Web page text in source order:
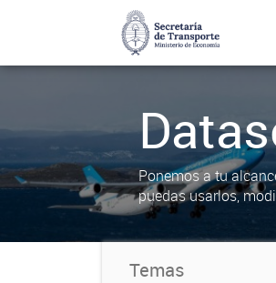
Ponemos a tu
puedas usarlos,
Temas